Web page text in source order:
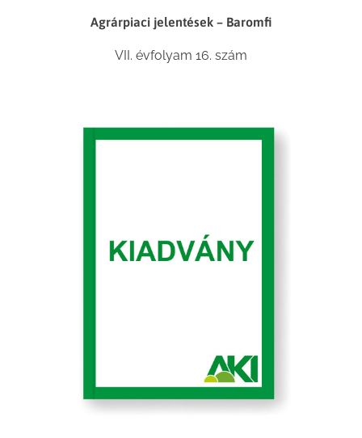
Agrárpiaci jelentések – Baromfi
VII. évfolyam 16. szám